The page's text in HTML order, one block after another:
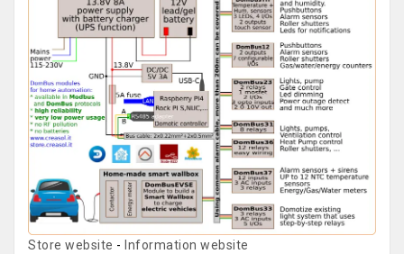
Store website - Information website